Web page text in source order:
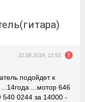
22.08.2019, 12:53
подойдет к
...мотор 646
0244 за 14000 -